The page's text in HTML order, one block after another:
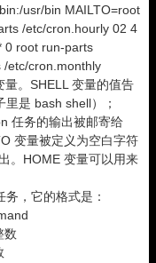
usr/bin MAILTO=root
/etc/cron.hourly 02 4
0 root run-parts
/etc/cron.monthly
。SHELL 变量的值告
是 bash shell）；
任务的输出被邮寄给
变量被定义为空白字符
。HOME 变量可以用来
，它的格式是：
数